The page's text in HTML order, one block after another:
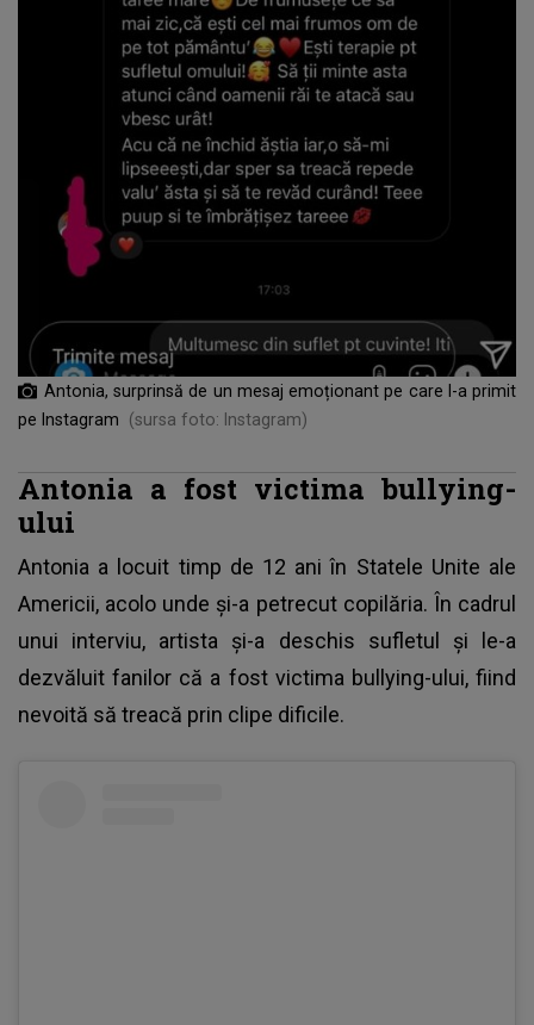
Antonia, surprinsă de un mesaj emoționant pe care l-a primit
pe Instagram
(sursa foto: Instagram)
Antonia a fost victima bullying-
ului
Antonia a locuit timp de 12 ani în Statele Unite ale
Americii, acolo unde și-a petrecut copilăria. În cadrul
unui interviu, artista și-a deschis sufletul și le-a
dezvăluit fanilor că a fost victima bullying-ului, fiind
nevoită să treacă prin clipe dificile.